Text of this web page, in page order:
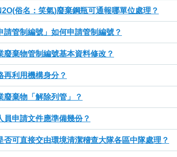
俗名：笑氣)廢棄鋼瓶可通報哪單位處理？
請管制編號」如何申請管制編號？
廢棄物管制編號基本資料修改？
再利用機構身分？
廢棄物「解除列管」？
員申請文件應準備幾份？
否可直接交由環境清潔稽查大隊各區中隊處理？